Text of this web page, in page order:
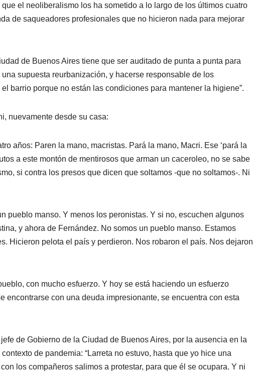
el neoliberalismo los ha sometido a lo largo de los últimos cuatro
de saqueadores profesionales que no hicieron nada para mejorar
de Buenos Aires tiene que ser auditado de punta a punta para
supuesta reurbanización, y hacerse responsable de los
barrio porque no están las condiciones para mantener la higiene”.
nuevamente desde su casa:
años: Paren la mano, macristas. Pará la mano, Macri. Ese ‘pará la
a este montón de mentirosos que arman un caceroleo, no se sabe
si contra los presos que dicen que soltamos -que no soltamos-. Ni
pueblo manso. Y menos los peronistas. Y si no, escuchen algunos
y ahora de Fernández. No somos un pueblo manso. Estamos
Hicieron pelota el país y perdieron. Nos robaron el país. Nos dejaron
con mucho esfuerzo. Y hoy se está haciendo un esfuerzo
encontrarse con una deuda impresionante, se encuentra con esta
de Gobierno de la Ciudad de Buenos Aires, por la ausencia en la
de pandemia: “Larreta no estuvo, hasta que yo hice una
los compañeros salimos a protestar, para que él se ocupara. Y ni